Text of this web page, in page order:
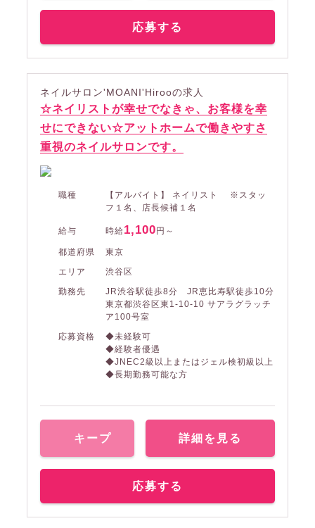
応募する
ネイルサロン'MOANI'Hirooの求人
☆ネイリストが幸せでなきゃ、お客様を幸
せにできない☆アットホームで働きやすさ
重視のネイルサロンです。
職種
【アルバイト】 ネイリスト ※スタッ
フ１名、店長候補１名
給与 時給1,100 円～
都道府県
東京
エリア
渋谷区
勤務先
JR渋谷駅徒歩8分 JR恵比寿駅徒歩10分
東京都渋谷区東1-10-10 サアラグラッチ
ア100号室
応募資格
◆未経験可
◆経験者優遇
◆JNEC2級以上またはジェル検初級以上
◆長期勤務可能な方
キープ 詳細を見る
応募する